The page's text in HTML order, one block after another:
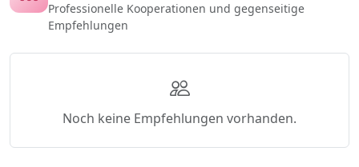
Professionelle Kooperationen und gegenseitige
Empfehlungen
Noch keine Empfehlungen vorhanden.